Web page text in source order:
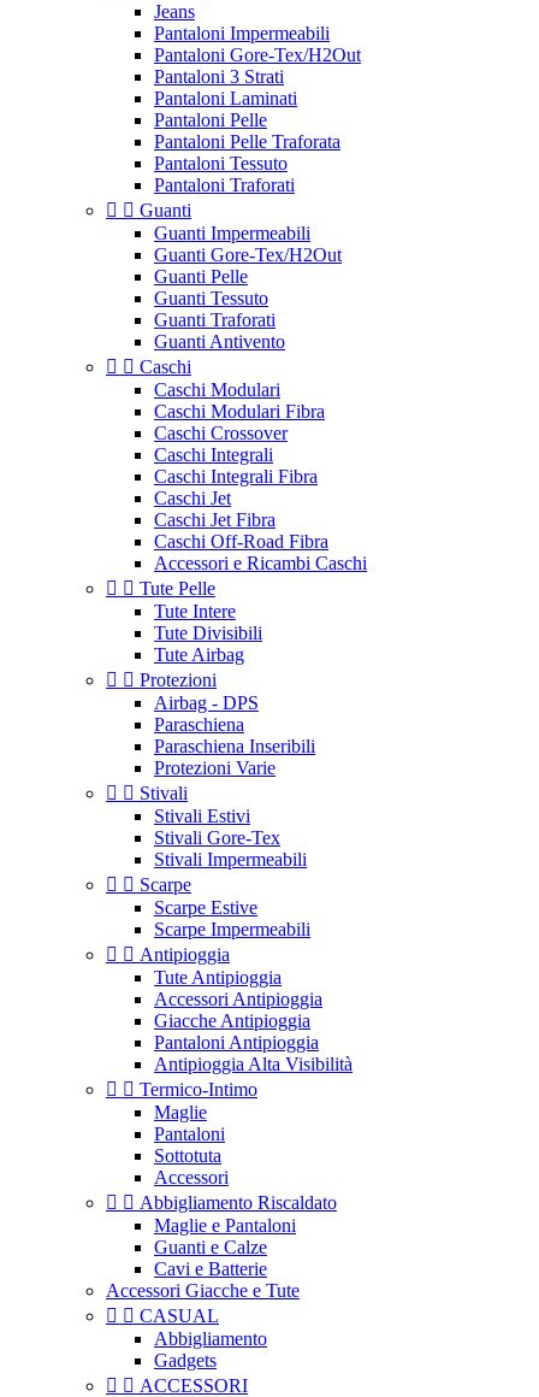
Jeans
Pantaloni Impermeabili
Pantaloni Gore-Tex/H2Out
Pantaloni 3 Strati
Pantaloni Laminati
Pantaloni Pelle
Pantaloni Pelle Traforata
Pantaloni Tessuto
Pantaloni Traforati
  Guanti
Guanti Impermeabili
Guanti Gore-Tex/H2Out
Guanti Pelle
Guanti Tessuto
Guanti Traforati
Guanti Antivento
  Caschi
Caschi Modulari
Caschi Modulari Fibra
Caschi Crossover
Caschi Integrali
Caschi Integrali Fibra
Caschi Jet
Caschi Jet Fibra
Caschi Off-Road Fibra
Accessori e Ricambi Caschi
  Tute Pelle
Tute Intere
Tute Divisibili
Tute Airbag
  Protezioni
Airbag - DPS
Paraschiena
Paraschiena Inseribili
Protezioni Varie
  Stivali
Stivali Estivi
Stivali Gore-Tex
Stivali Impermeabili
  Scarpe
Scarpe Estive
Scarpe Impermeabili
  Antipioggia
Tute Antipioggia
Accessori Antipioggia
Giacche Antipioggia
Pantaloni Antipioggia
Antipioggia Alta Visibilità
  Termico-Intimo
Maglie
Pantaloni
Sottotuta
Accessori
  Abbigliamento Riscaldato
Maglie e Pantaloni
Guanti e Calze
Cavi e Batterie
Accessori Giacche e Tute
  CASUAL
Abbigliamento
Gadgets
  ACCESSORI